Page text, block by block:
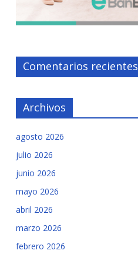
Comentarios recientes
Archivos
agosto 2026
julio 2026
junio 2026
mayo 2026
abril 2026
marzo 2026
febrero 2026